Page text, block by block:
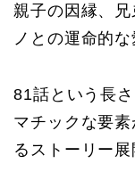
親子の因縁、
ノとの運命的な
81話という長
マチックな要
るストーリー展